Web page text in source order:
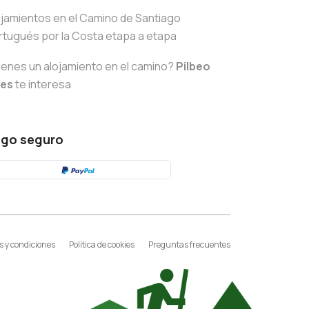
en el Camino de Santiago
por la Costa etapa a etapa
un alojamiento en el camino? Pilbeo
te interesa
seguro
y condiciones Política de cookies Preguntas frecuentes